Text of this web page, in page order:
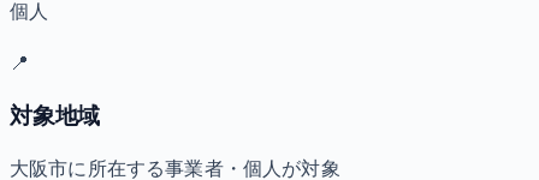
個人
📍
対象地域
大阪市に所在する事業者・個人が対象